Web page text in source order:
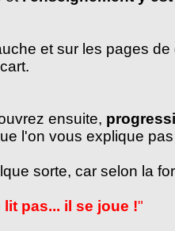
et sur les pages de
ensuite,
l'on vous explique
sorte, car selon la
pas... il se joue !"